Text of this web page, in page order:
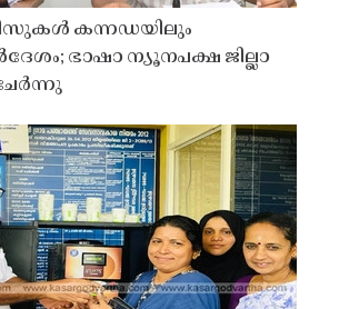
കന്നഡയിലും
ഭാഷാ ന്യൂനപക്ഷ ജില്ലാ